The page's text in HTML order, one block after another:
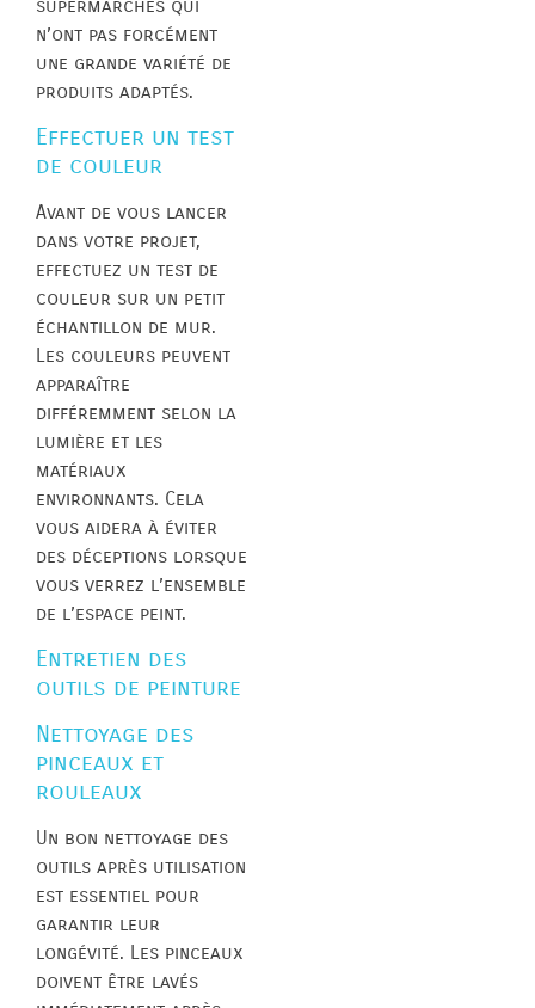
supermarchés qui
n’ont pas forcément
une grande variété de
produits adaptés.
Effectuer un test
de couleur
Avant de vous lancer
dans votre projet,
effectuez un test de
couleur sur un petit
échantillon de mur.
Les couleurs peuvent
apparaître
différemment selon la
lumière et les
matériaux
environnants. Cela
vous aidera à éviter
des déceptions lorsque
vous verrez l’ensemble
de l’espace peint.
Entretien des
outils de peinture
Nettoyage des
pinceaux et
rouleaux
Un bon nettoyage des
outils après utilisation
est essentiel pour
garantir leur
longévité. Les pinceaux
doivent être lavés